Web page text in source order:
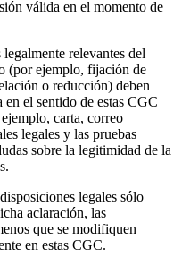
válida en el momento de
relevantes del
(por ejemplo, fijación de
o reducción) deben
el sentido de estas CGC
carta, correo
legales y las pruebas
sobre la legitimidad de la
legales sólo
aclaración, las
que se modifiquen
en estas CGC.